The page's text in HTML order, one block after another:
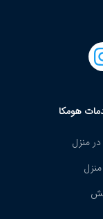
هومکا
منزل